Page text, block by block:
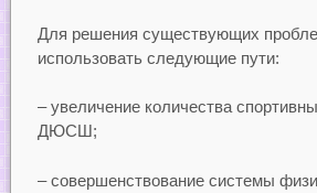
Для решения существующих
использовать следующие пути:
– увеличение количества
ДЮСШ;
– совершенствование системы